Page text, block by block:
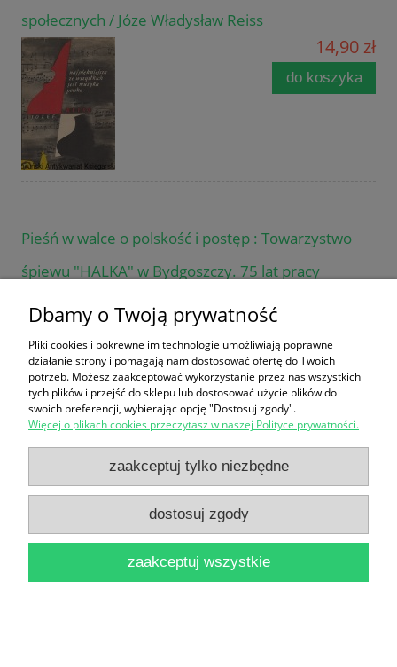
społecznych / Józe Władysław Reiss
14,90 zł
do koszyka
Pieśń w walce o polskość i postęp : Towarzystwo
śpiewu "HALKA" w Bydgoszczy. 75 lat pracy
społecznej, organizacyjnej i artystycznej 1883-1958
/ Witold Wroński (red.)
18,00 zł
do koszyka
M. U. Z. Y. K. A. : Możesz Usłyszeć Zygzaki,
Krajobrazy i Archidźwięki / tekst: Michał Libera,
Dbamy o Twoją prywatność
Pliki cookies i pokrewne im technologie umożliwiają poprawne
działanie strony i pomagają nam dostosować ofertę do Twoich
potrzeb. Możesz zaakceptować wykorzystanie przez nas wszystkich
tych plików i przejść do sklepu lub dostosować użycie plików do
swoich preferencji, wybierając opcję "Dostosuj zgody".
Więcej o plikach cookies przeczytasz w naszej Polityce prywatności.
zaakceptuj tylko niezbędne
dostosuj zgody
zaakceptuj wszystkie